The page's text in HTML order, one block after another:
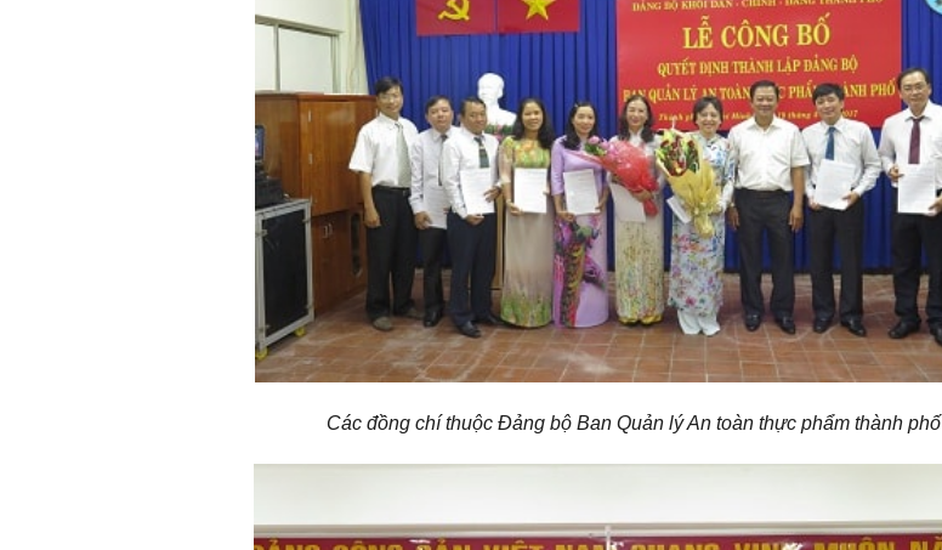
Các đồng chí thuộc Đảng bộ Ban Quản lý An toàn thực phẩm thành phố